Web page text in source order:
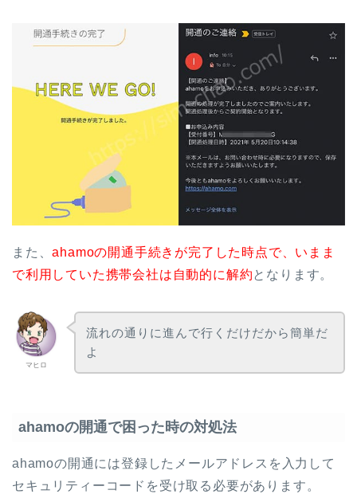
また、ahamoの開通手続きが完了した時点で、いまま
で利用していた携帯会社は自動的に解約 となります。
マヒロ
流れの通りに進んで行くだけだから簡単だ
よ
ahamoの開通で困った時の対処法
ahamoの開通には登録したメールアドレスを入力して
セキュリティーコードを受け取る必要があります。